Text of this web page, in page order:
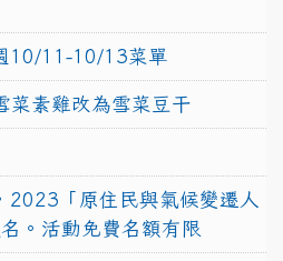
10/11-10/13菜單
菜素雞改為雪菜豆干
2023「原住民與氣候變遷人
。活動免費名額有限